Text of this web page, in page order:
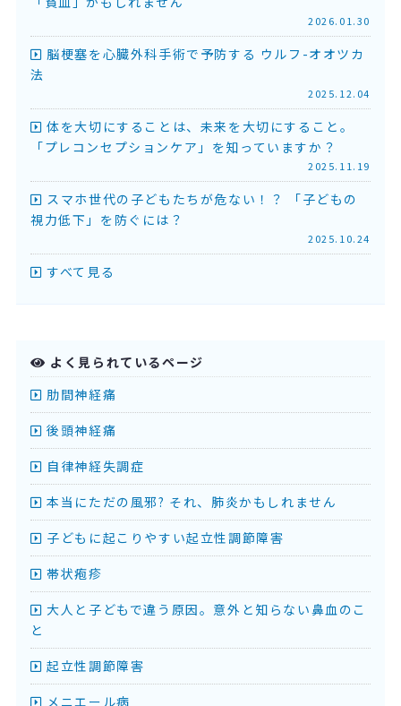
2026.01.30
脳梗塞を心臓外科手術で予防する ウルフ-オオツカ
法
2025.12.04
体を大切にすることは、未来を大切にすること。
「プレコンセプションケア」を知っていますか？
2025.11.19
スマホ世代の子どもたちが危ない！？ 「子どもの
視力低下」を防ぐには？
2025.10.24
すべて見る
よく見られているページ
肋間神経痛
後頭神経痛
自律神経失調症
本当にただの風邪? それ、肺炎かもしれません
子どもに起こりやすい起立性調節障害
帯状疱疹
大人と子どもで違う原因。意外と知らない鼻血のこ
と
起立性調節障害
メニエール病